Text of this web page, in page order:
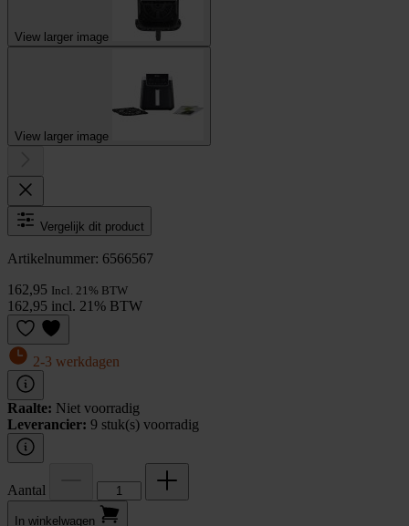
View larger image
View larger image
Vergelijk dit product
Artikelnummer: 6566567
162,95 Incl. 21% BTW
162,95 incl. 21% BTW
2-3 werkdagen
Raalte: Niet voorradig
Leverancier: 9 stuk(s) voorradig
Aantal
In winkel­wagen